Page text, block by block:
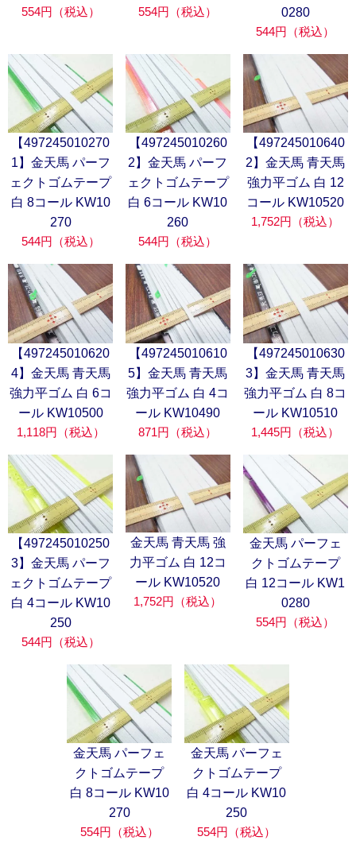
554円（税込） 554円（税込）
0280
544円（税込）
【497245010270
1】金天馬 パーフ
ェクトゴムテープ
白 8コール KW10
270
544円（税込）
【497245010260
2】金天馬 パーフ
ェクトゴムテープ
白 6コール KW10
260
544円（税込）
【497245010640
2】金天馬 青天馬
強力平ゴム 白 12
コール KW10520
1,752円（税込）
【497245010620
4】金天馬 青天馬
強力平ゴム 白 6コ
ール KW10500
1,118円（税込）
【497245010610
5】金天馬 青天馬
強力平ゴム 白 4コ
ール KW10490
871円（税込）
【497245010630
3】金天馬 青天馬
強力平ゴム 白 8コ
ール KW10510
1,445円（税込）
【497245010250
3】金天馬 パーフ
ェクトゴムテープ
白 4コール KW10
250
544円（税込）
金天馬 青天馬 強
力平ゴム 白 12コ
ール KW10520
1,752円（税込）
金天馬 パーフェ
クトゴムテープ
白 12コール KW1
0280
554円（税込）
金天馬 パーフェ
クトゴムテープ
白 8コール KW10
270
554円（税込）
金天馬 パーフェ
クトゴムテープ
白 4コール KW10
250
554円（税込）